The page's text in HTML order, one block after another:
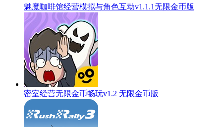
魅魔咖啡馆经营模拟与角色互动v1.1.1无限金币版
密室经营无限金币畅玩v1.2 无限金币版